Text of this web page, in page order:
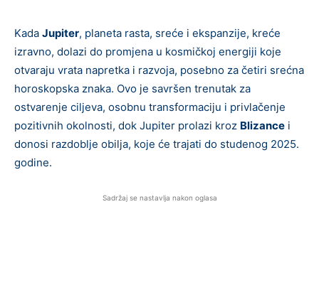
Kada Jupiter, planeta rasta, sreće i ekspanzije, kreće
izravno, dolazi do promjena u kosmičkoj energiji koje
otvaraju vrata napretka i razvoja, posebno za četiri srećna
horoskopska znaka. Ovo je savršen trenutak za
ostvarenje ciljeva, osobnu transformaciju i privlačenje
pozitivnih okolnosti, dok Jupiter prolazi kroz Blizance i
donosi razdoblje obilja, koje će trajati do studenog 2025.
godine.
Sadržaj se nastavlja nakon oglasa